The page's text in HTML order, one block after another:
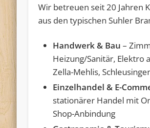
Wir betreuen seit 20 Jahren
aus den typischen Suhler
Handwerk & Bau –
Heizung/Sanitär, Elektro
Zella-Mehlis,
Einzelhandel & E-
stationärer Handel mit
Shop-Anbindung